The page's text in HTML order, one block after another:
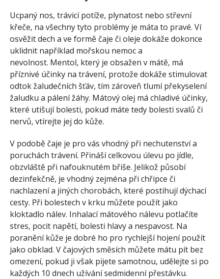
Ucpaný nos, trávicí potíže, plynatost nebo střevní
křeče, na všechny tyto problémy je máta to pravé. Ví
osvěžit dech a ve formě čaje či oleje dokáže dokonce
uklidnit například mořskou nemoc a
nevolnost. Mentol, který je obsažen v mátě, má
příznivé účinky na trávení, protože dokáže stimulovat
odtok žaludečních šťáv, tím zároveň tlumí překyselení
žaludku a pálení žáhy. Mátový olej má chladivé účinky,
které utišují bolesti, pokud máte tedy bolesti svalů či
nervů, vtírejte jej do kůže.
V podobě čaje je pro vás vhodný při nechutenství a
poruchách trávení. Přináší celkovou úlevu po jídle,
obzvláště při nafouknutém břiše. Jelikož působí
dezinfekčně, je vhodný zejména při chřipce či
nachlazení a jiných chorobách, které postihují dýchací
cesty. Při bolestech v krku můžete použít jako
kloktadlo nálev. Inhalací mátového nálevu potlačíte
stres, pocit napětí, bolesti hlavy a nespavost. Na
poranění kůže je dobré ho pro rychlejší hojení použít
jako obklad. V čajových směsích můžete mátu pít bez
omezení, pokud ji však pijete samotnou, udělejte si po
každých 10 dnech užívání sedmidenní přestávku.